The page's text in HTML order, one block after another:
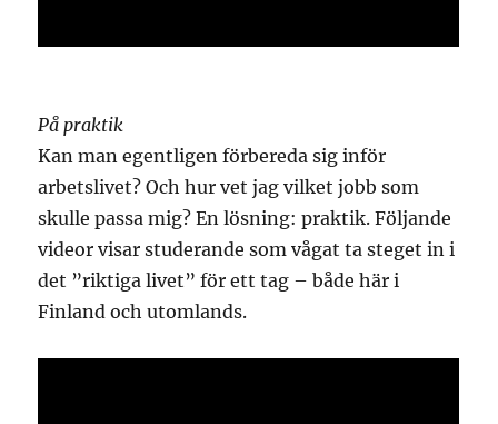
På praktik
Kan man egentligen förbereda sig inför
arbetslivet? Och hur vet jag vilket jobb som
skulle passa mig? En lösning: praktik. Följande
videor visar studerande som vågat ta steget in i
det ”riktiga livet” för ett tag – både här i
Finland och utomlands.